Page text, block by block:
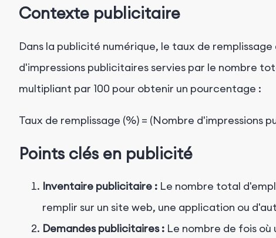
Contexte publicitaire
Dans la publicité numérique, le taux de
d'impressions publicitaires servies par le nombre
multipliant par 100 pour obtenir un pourcentage :
Points clés en publicité
Inventaire publicitaire : Le nombre total
remplir sur un site web, une application ou
Demandes publicitaires : Le nombre de fois